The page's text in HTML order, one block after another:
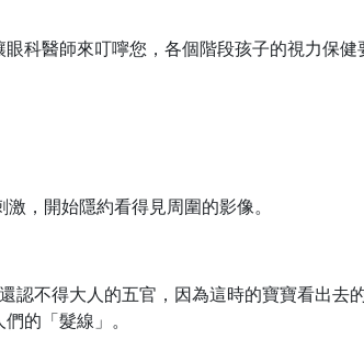
科醫師來叮嚀您，各個階段孩子的視力保健
，開始隱約看得見周圍的影像。
認不得大人的五官，因為這時的寶寶看出去
的「髮線」。